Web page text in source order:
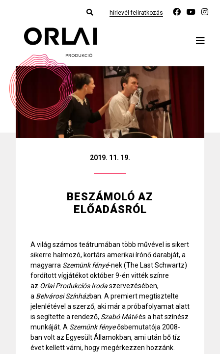
hírlevél-feliratkozás
2019. 11. 19.
BESZÁMOLÓ AZ
ELŐADÁSRÓL
A világ számos teátrumában több művével is sikert
sikerre halmozó, kortárs amerikai írónő darabját, a
magyarra Szemünk fényé-nek (The Last Schwartz)
fordított vígjátékot október 9-én vitték színre
az Orlai Produkciós Irodaszervezésében,
a Belvárosi Színházban. A premiert megtisztelte
jelenlétével a szerző, aki már a próbafolyamat alatt
is segítette a rendező, Szabó Mátéés a hat színész
munkáját. A Szemünk fényeősbemutatója 2008-
ban volt az Egyesült Államokban, ami után bő tíz
évet kellett várni, hogy megérkezzen hozzánk.